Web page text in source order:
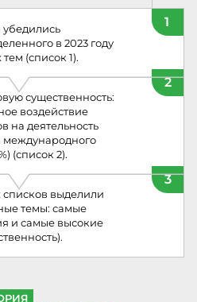
1
в 2023 году
(список 1).
2
существенность:
воздействие
на деятельность
международного
(список 2).
3
списков выделили
темы: самые
и самые высокие